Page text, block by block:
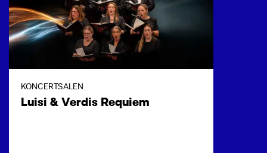
KONCERTSALEN
Luisi & Verdis Requiem